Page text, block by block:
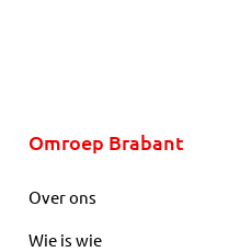
Omroep Brabant
Over ons
Wie is wie